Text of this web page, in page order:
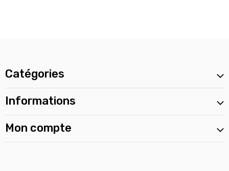
Catégories
Informations
Mon compte